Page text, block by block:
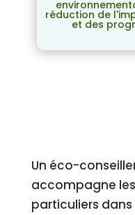
réduction de
et des
Un éco-
accompagne
particuliers